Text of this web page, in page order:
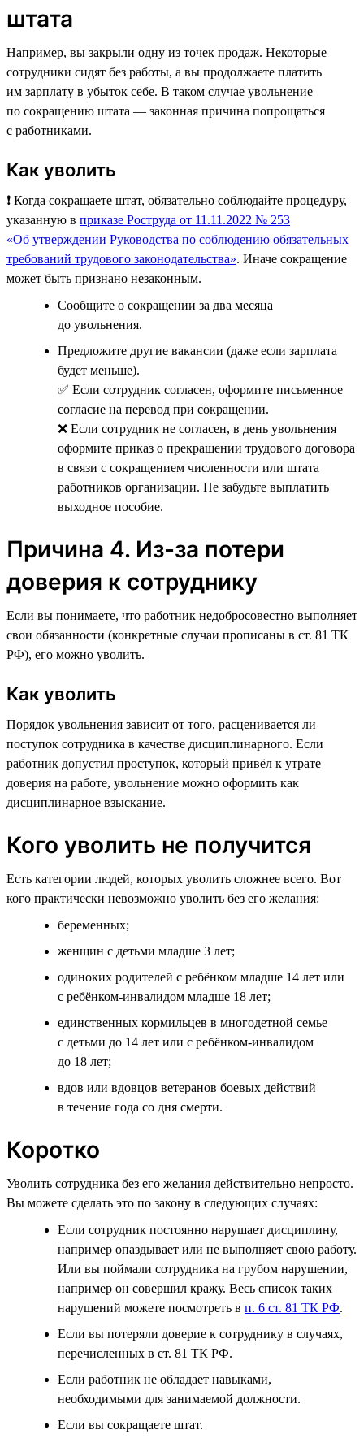
штата
Например, вы закрыли одну из точек продаж. Некоторые
сотрудники сидят без работы, а вы продолжаете платить
им зарплату в убыток себе. В таком случае увольнение
по сокращению штата — законная причина попрощаться
с работниками.
Как уволить
❗️ Когда сокращаете штат, обязательно соблюдайте процедуру,
указанную в приказе Роструда от 11.11.2022 № 253
«Об утверждении Руководства по соблюдению обязательных
требований трудового законодательства». Иначе сокращение
может быть признано незаконным.
Сообщите о сокращении за два месяца
до увольнения.
Предложите другие вакансии (даже если зарплата
будет меньше).
✅ Если сотрудник согласен, оформите письменное
согласие на перевод при сокращении.
❌ Если сотрудник не согласен, в день увольнения
оформите приказ о прекращении трудового договора
в связи с сокращением численности или штата
работников организации. Не забудьте выплатить
выходное пособие.
Причина 4. Из-за потери
доверия к сотруднику
Если вы понимаете, что работник недобросовестно выполняет
свои обязанности (конкретные случаи прописаны в ст. 81 ТК
РФ), его можно уволить.
Как уволить
Порядок увольнения зависит от того, расценивается ли
поступок сотрудника в качестве дисциплинарного. Если
работник допустил проступок, который привёл к утрате
доверия на работе, увольнение можно оформить как
дисциплинарное взыскание.
Кого уволить не получится
Есть категории людей, которых уволить сложнее всего. Вот
кого практически невозможно уволить без его желания:
беременных;
женщин с детьми младше 3 лет;
одиноких родителей с ребёнком младше 14 лет или
с ребёнком-инвалидом младше 18 лет;
единственных кормильцев в многодетной семье
с детьми до 14 лет или с ребёнком-инвалидом
до 18 лет;
вдов или вдовцов ветеранов боевых действий
в течение года со дня смерти.
Коротко
Уволить сотрудника без его желания действительно непросто.
Вы можете сделать это по закону в следующих случаях:
Если сотрудник постоянно нарушает дисциплину,
например опаздывает или не выполняет свою работу.
Или вы поймали сотрудника на грубом нарушении,
например он совершил кражу. Весь список таких
нарушений можете посмотреть в п. 6 ст. 81 ТК РФ.
Если вы потеряли доверие к сотруднику в случаях,
перечисленных в ст. 81 ТК РФ.
Если работник не обладает навыками,
необходимыми для занимаемой должности.
Если вы сокращаете штат.